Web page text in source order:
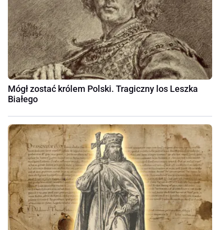
Mógł zostać królem Polski. Tragiczny los Leszka
Białego